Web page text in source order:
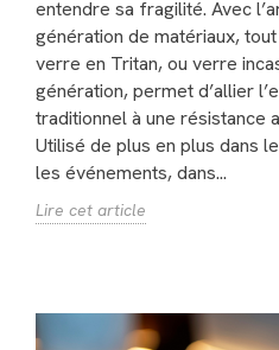
entendre sa fragilité. Avec
génération de matériaux,
verre en Tritan, ou verre
génération, permet d’allier
traditionnel à une résistance
Utilisé de plus en plus dans
les événements, dans...
Lire cet article